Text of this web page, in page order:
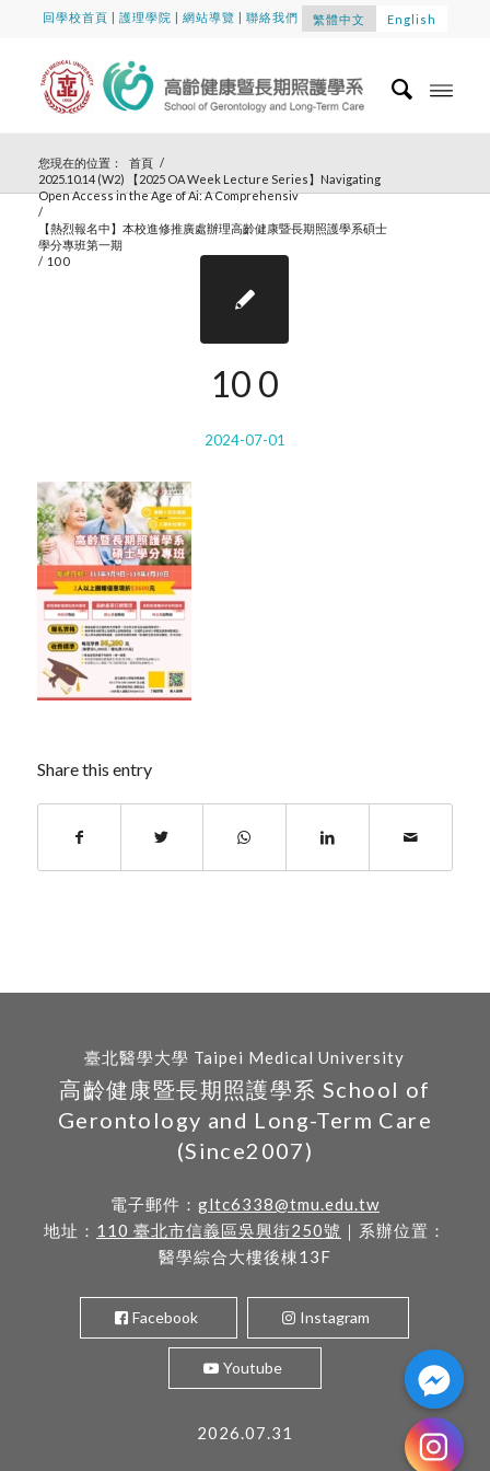
回學校首頁 |護理學院 |網站導覽 | 聯絡我們 繁體中文 English
您現在的位置： 首頁 /
2025.10.14 (W2) 【2025 OA Week Lecture Series】Navigating
Open Access in the Age of Ai: A Comprehensiv
/
【熱烈報名中】本校進修推廣處辦理高齡健康暨長期照護學系碩士
學分專班第一期
/ 10 0
10 0
2024-07-01
Share this entry
臺北醫學大學 Taipei Medical University
高齡健康暨長期照護學系 School of
Gerontology and Long-Term Care
(Since2007)
電子郵件： gltc6338@tmu.edu.tw
地址： 110 臺北市信義區吳興街250號 ｜系辦位置：
醫學綜合大樓後棟13F
Facebook Instagram
Youtube
2026.07.31